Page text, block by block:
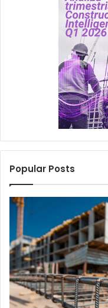
Popular Posts